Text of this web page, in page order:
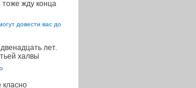
жду конца
довести вас до
лет.
халвьі
класно